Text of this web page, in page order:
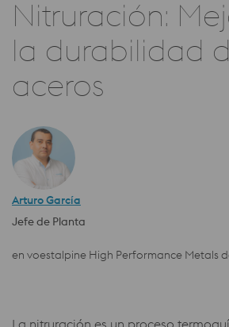
Nitruración:
la durabilidad
aceros
Arturo García
Jefe de Planta
en voestalpine High Performance Metals
La nitruración es un proceso